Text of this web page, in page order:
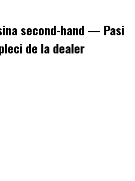
second-hand — Pasi
de la dealer